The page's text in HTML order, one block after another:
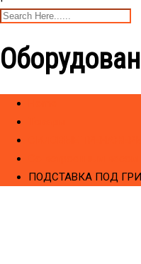
ПОДСТАВКА ПОД